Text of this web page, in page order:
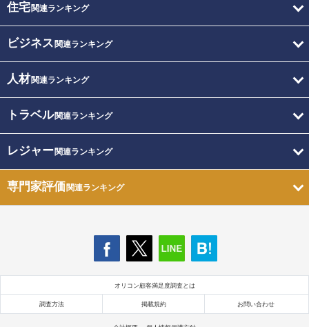
住宅関連ランキング
ビジネス 関連ランキング
人材関連ランキング
トラベル関連ランキング
レジャー関連ランキング
専門家評価関連ランキング
オリコン顧客満足度調査とは
調査方法 掲載規約 お問い合わせ